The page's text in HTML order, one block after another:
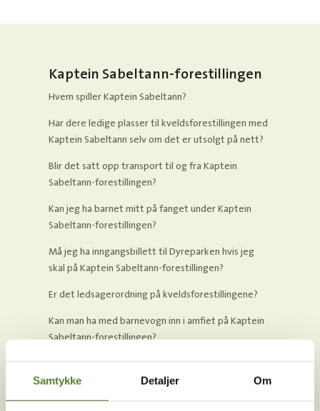
Samtykke Detaljer Om
Kaptein Sabeltann-forestillingen
Hvem spiller Kaptein Sabeltann?
Har dere ledige plasser til kveldsforestillingen med
Kaptein Sabeltann selv om det er utsolgt på nett?
Blir det satt opp transport til og fra Kaptein
Sabeltann-forestillingen?
Kan jeg ha barnet mitt på fanget under Kaptein
Sabeltann-forestillingen?
Må jeg ha inngangsbillett til Dyreparken hvis jeg
skal på Kaptein Sabeltann-forestillingen?
Er det ledsagerordning på kveldsforestillingene?
Kan man ha med barnevogn inn i amfiet på Kaptein
Sabeltann-forestillingen?
Er det rullestolplasser på Kaptein Sabeltann-
forestillingen?